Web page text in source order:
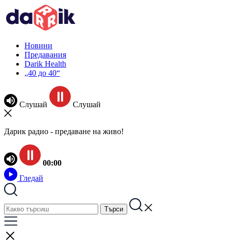
Новини
Предавания
Darik Health
„40 до 40“
Слушай Слушай
Дарик радио - предаване на живо!
00:00
Гледай